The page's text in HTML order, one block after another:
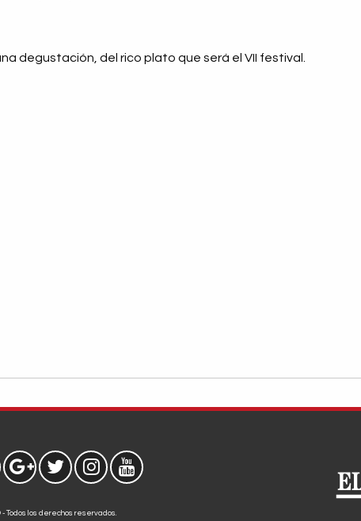
degustación, del rico plato que será el VII festival.
- Todos los derechos reservados.